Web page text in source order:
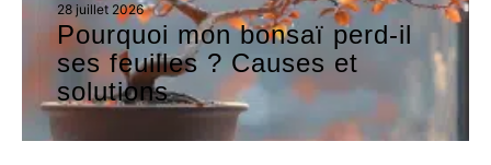
28 juillet 2026
Pourquoi mon bonsaï perd-il
ses feuilles ? Causes et
solutions